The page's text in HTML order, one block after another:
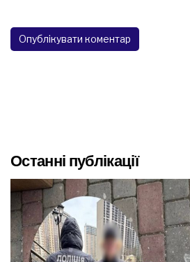
Останні публікації